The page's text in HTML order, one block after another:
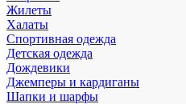
Жилеты
Халаты
Спортивная одежда
Детская одежда
Дождевики
Джемперы и кардиганы
Шапки и шарфы